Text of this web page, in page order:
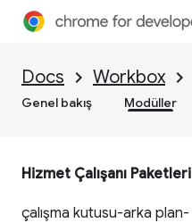
Docs Workbox
Genel bakış Modüller
Hizmet Çalışanı Paketleri
çalışma kutusu-arka plan-